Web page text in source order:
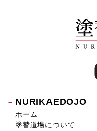
NURIKAEDOJO
ホーム
塗替道場について